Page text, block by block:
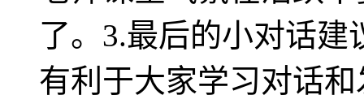
了。3.最后的小对话
有利于大家学习对话